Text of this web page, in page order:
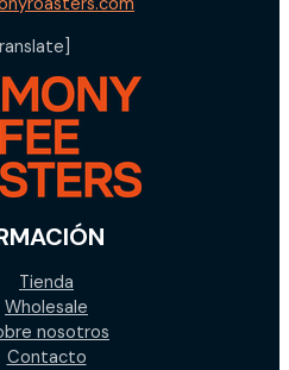
Tienda
Wholesale
nosotros
Contacto